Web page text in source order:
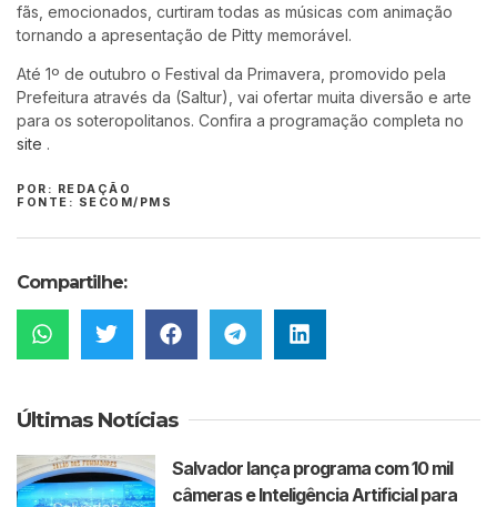
fãs, emocionados, curtiram todas as músicas com animação
tornando a apresentação de Pitty memorável.
Até 1º de outubro o Festival da Primavera, promovido pela
Prefeitura através da (Saltur), vai ofertar muita diversão e arte
para os soteropolitanos. Confira a programação completa no
site .
POR: REDAÇÃO
FONTE: SECOM/PMS
Compartilhe:
Últimas Notícias
Salvador lança programa com 10 mil
câmeras e Inteligência Artificial para